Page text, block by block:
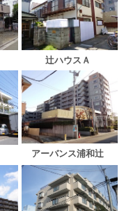
辻ハウスＡ
アーバンス浦和辻